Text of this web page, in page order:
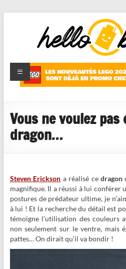
HelloBricks
Blog LEGO,
nouveaut�s
reviews
Vous ne voulez pas
dragon…
Steven Erickson a réalisé ce dragon
magnifique. Il a réussi à lui conférer
postures de prédateur ultime, je
à lui ! Et la recherche du détail est
témoigne l’utilisation des couleurs
non seulement sur le ventre, mais
pattes… On dirait qu’il va bondir !